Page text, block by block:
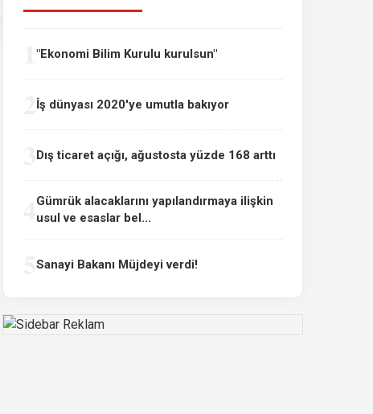
"Ekonomi Bilim Kurulu kurulsun"
İş dünyası 2020'ye umutla bakıyor
Dış ticaret açığı, ağustosta yüzde 168 arttı
Gümrük alacaklarını yapılandırmaya ilişkin
usul ve esaslar bel...
Sanayi Bakanı Müjdeyi verdi!